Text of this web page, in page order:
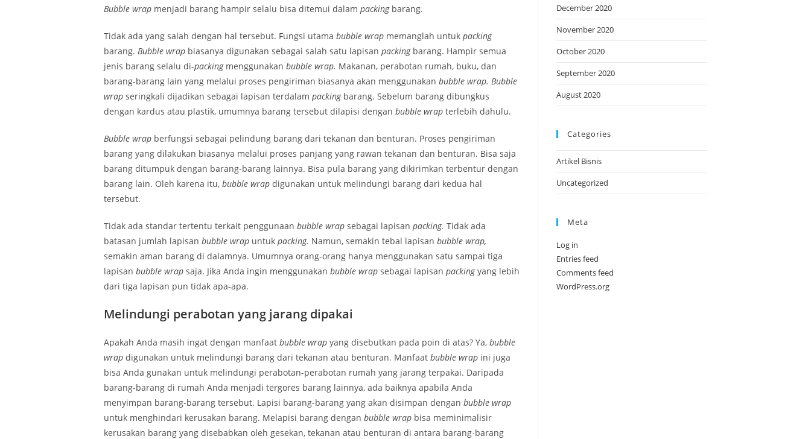
Bubble wrap menjadi barang hampir selalu bisa ditemui dalam packing barang.
Tidak ada yang salah dengan hal tersebut. Fungsi utama bubble wrap memanglah untuk packing
barang. Bubble wrap biasanya digunakan sebagai salah satu lapisan packing barang. Hampir semua
jenis barang selalu di-packing menggunakan bubble wrap. Makanan, perabotan rumah, buku, dan
barang-barang lain yang melalui proses pengiriman biasanya akan menggunakan bubble wrap. Bubble
wrap seringkali dijadikan sebagai lapisan terdalam packing barang. Sebelum barang dibungkus
dengan kardus atau plastik, umumnya barang tersebut dilapisi dengan bubble wrap terlebih dahulu.
Bubble wrap berfungsi sebagai pelindung barang dari tekanan dan benturan. Proses pengiriman
barang yang dilakukan biasanya melalui proses panjang yang rawan tekanan dan benturan. Bisa saja
barang ditumpuk dengan barang-barang lainnya. Bisa pula barang yang dikirimkan terbentur dengan
barang lain. Oleh karena itu, bubble wrap digunakan untuk melindungi barang dari kedua hal
tersebut.
Tidak ada standar tertentu terkait penggunaan bubble wrap sebagai lapisan packing. Tidak ada
batasan jumlah lapisan bubble wrap untuk packing. Namun, semakin tebal lapisan bubble wrap,
semakin aman barang di dalamnya. Umumnya orang-orang hanya menggunakan satu sampai tiga
lapisan bubble wrap saja. Jika Anda ingin menggunakan bubble wrap sebagai lapisan packingyang lebih
dari tiga lapisan pun tidak apa-apa.
Melindungi perabotan yang jarang dipakai
Apakah Anda masih ingat dengan manfaat bubble wrap yang disebutkan pada poin di atas? Ya, bubble
wrap digunakan untuk melindungi barang dari tekanan atau benturan. Manfaat bubble wrap ini juga
bisa Anda gunakan untuk melindungi perabotan-perabotan rumah yang jarang terpakai. Daripada
barang-barang di rumah Anda menjadi tergores barang lainnya, ada baiknya apabila Anda
menyimpan barang-barang tersebut. Lapisi barang-barang yang akan disimpan dengan bubble wrap
untuk menghindari kerusakan barang. Melapisi barang dengan bubble wrap bisa meminimalisir
kerusakan barang yang disebabkan oleh gesekan, tekanan atau benturan di antara barang-barang
December 2020
November 2020
October 2020
September 2020
August 2020
Categories
Artikel Bisnis
Uncategorized
Meta
Log in
Entries feed
Comments feed
WordPress.org